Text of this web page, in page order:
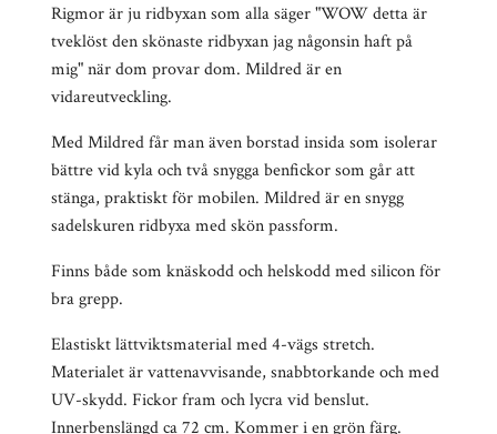
Rigmor är ju ridbyxan som alla säger "WOW detta är
tveklöst den skönaste ridbyxan jag någonsin haft på
mig" när dom provar dom. Mildred är en
vidareutveckling.
Med Mildred får man även borstad insida som isolerar
bättre vid kyla och två snygga benfickor som går att
stänga, praktiskt för mobilen. Mildred är en snygg
sadelskuren ridbyxa med skön passform.
Finns både som knäskodd och helskodd med silicon för
bra grepp.
Elastiskt lättviktsmaterial med 4-vägs stretch.
Materialet är vattenavvisande, snabbtorkande och med
UV-skydd. Fickor fram och lycra vid benslut.
Innerbenslängd ca 72 cm. Kommer i en grön färg.